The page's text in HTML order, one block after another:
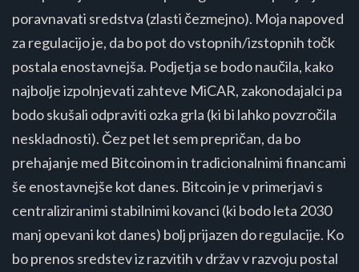
poravnavati sredstva (zlasti čezmejno). Moja napoved
za regulacijo je, da bo pot do vstopnih/izstopnih točk
postala enostavnejša. Podjetja se bodo naučila, kako
najbolje izpolnjevati zahteve MiCAR, zakonodajalci pa
bodo skušali odpraviti ozka grla (ki bi lahko povzročila
neskladnosti). Čez pet let sem prepričan, da bo
prehajanje med Bitcoinom in tradicionalnimi financami
še enostavnejše kot danes. Bitcoin je v primerjavi s
centraliziranimi stabilnimi kovanci (ki bodo leta 2030
manj opevani kot danes) bolj prijazen do regulacije. Ko
bo prenos sredstev iz razvitih v držav v razvoju postal